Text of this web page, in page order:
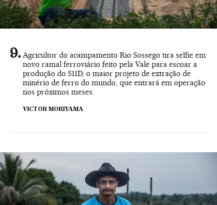
Agricultor do acampamento Rio Sossego tira selfie em
novo ramal ferroviário feito pela Vale para escoar a
produção do S11D, o maior projeto de extração de
minério de ferro do mundo, que entrará em operação
nos próximos meses.
VICTOR MORIYAMA